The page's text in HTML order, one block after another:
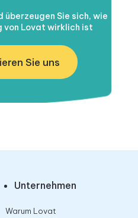
überzeugen Sie sich, wie
von Lovat wirklich ist
Sie uns
Unternehmen
Warum Lovat